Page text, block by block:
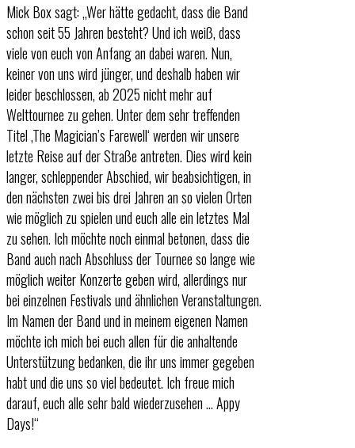
Mick Box sagt: „Wer hätte gedacht, dass die Band
schon seit 55 Jahren besteht? Und ich weiß, dass
viele von euch von Anfang an dabei waren. Nun,
keiner von uns wird jünger, und deshalb haben wir
leider beschlossen, ab 2025 nicht mehr auf
Welttournee zu gehen. Unter dem sehr treffenden
Titel ‚The Magician’s Farewell‘ werden wir unsere
letzte Reise auf der Straße antreten. Dies wird kein
langer, schleppender Abschied, wir beabsichtigen, in
den nächsten zwei bis drei Jahren an so vielen Orten
wie möglich zu spielen und euch alle ein letztes Mal
zu sehen. Ich möchte noch einmal betonen, dass die
Band auch nach Abschluss der Tournee so lange wie
möglich weiter Konzerte geben wird, allerdings nur
bei einzelnen Festivals und ähnlichen Veranstaltungen.
Im Namen der Band und in meinem eigenen Namen
möchte ich mich bei euch allen für die anhaltende
Unterstützung bedanken, die ihr uns immer gegeben
habt und die uns so viel bedeutet. Ich freue mich
darauf, euch alle sehr bald wiederzusehen … Appy
Days!“